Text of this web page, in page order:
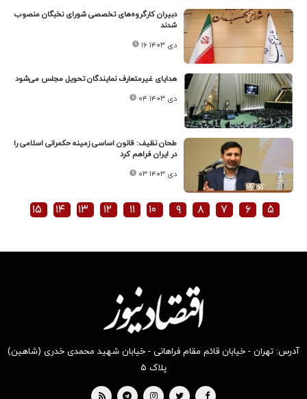
دبیران کارگروه‌های تخصصی شورای نخبگان منصوب
شدند
۱۶ دی ۱۴۰۳
هدایای غیرمتعارف نمایندگان تحویل مجلس می‌شود
۰۴ دی ۱۴۰۳
طحان نظیف: قانون اساسی زمینه حکمرانی اسلامی را
در ایران فراهم کرد
۰۳ دی ۱۴۰۳
۵ ۶ ۷ ۸ ۹ ۱۰ ۱۱ ۱۲ ۱۳ ۱۴ ۱۵
آدرس: تهران - خیابان قائم مقام فراهانی - خیابان شهید محمدی خدری (شاهین)
پلاک ۵